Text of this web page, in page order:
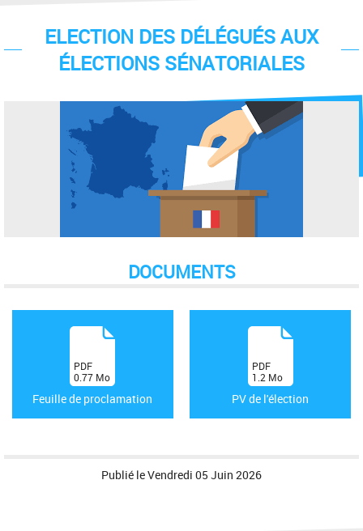
ELECTION DES DÉLÉGUÉS AUX
ÉLECTIONS SÉNATORIALES
DOCUMENTS
Feuille de proclamation
(PDF
0.77 Mo
)
PV de l'élection
(PDF
1.2 Mo
)
Publié leVendredi 05 Juin 2026